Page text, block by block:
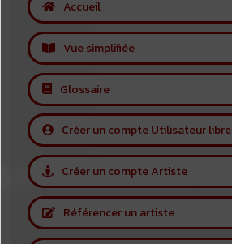
Accueil
Vue simplifiée
Glossaire
Créer un compte Utilisateur libre
Créer un compte Artiste
Référencer un artiste